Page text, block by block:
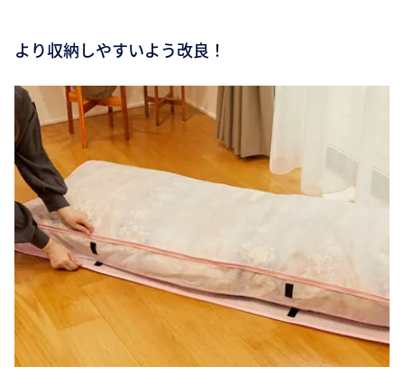
より収納しやすいよう改良！